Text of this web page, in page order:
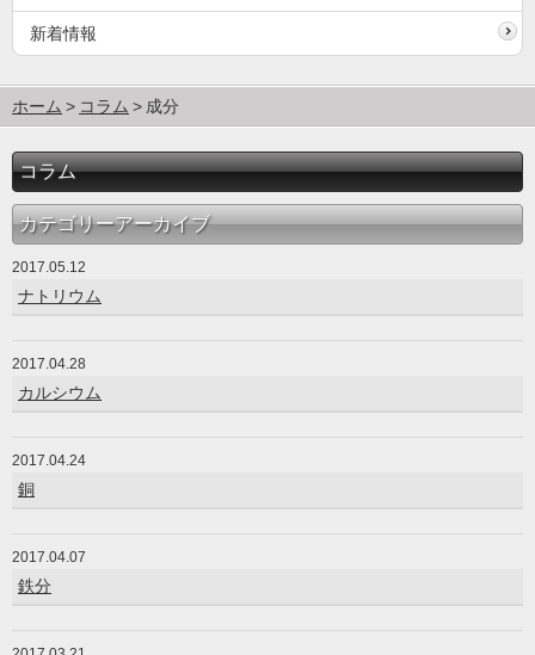
新着情報
ホーム コラム 成分
コラム
カテゴリーアーカイブ
2017.05.12
ナトリウム
2017.04.28
カルシウム
2017.04.24
銅
2017.04.07
鉄分